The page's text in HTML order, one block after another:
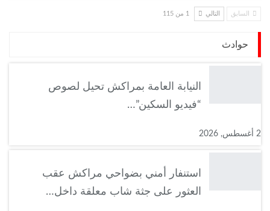
السابق التالي 1 من 115
حوادث
النيابة العامة بمراكش تحيل لصوص
“فيديو السكين”…
2 أغسطس, 2026
استنفار أمني بضواحي مراكش عقب
العثور على جثة شاب معلقة داخل…